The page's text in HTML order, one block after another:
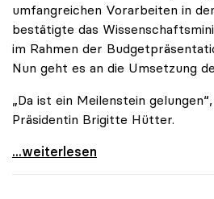
umfangreichen Vorarbeiten in
bestätigte das
im Rahmen der
Nun geht es an die Umsetzung
„Da ist ein Meilenstein
Präsidentin Brigitte Hütter.
Universitäten wappnen sich
...weiterlesen